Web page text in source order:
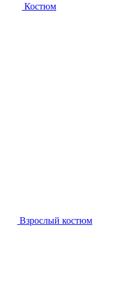
Костюм
Взрослый костюм